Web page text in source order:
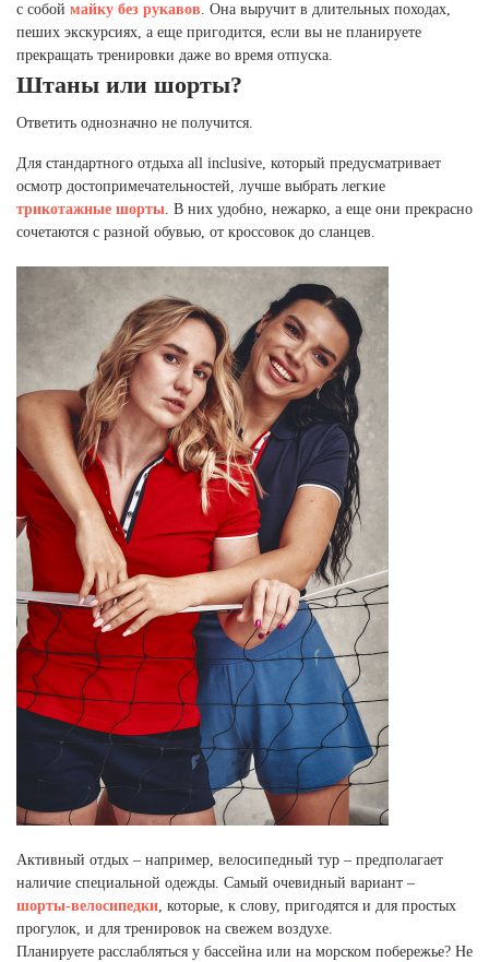
с собой майку без рукавов. Она выручит в длительных походах,
пеших экскурсиях, а еще пригодится, если вы не планируете
прекращать тренировки даже во время отпуска.
Штаны или шорты?
Ответить однозначно не получится.
Для стандартного отдыха all inclusive, который предусматривает
осмотр достопримечательностей, лучше выбрать легкие
трикотажные шорты. В них удобно, нежарко, а еще они прекрасно
сочетаются с разной обувью, от кроссовок до сланцев.
Активный отдых – например, велосипедный тур – предполагает
наличие специальной одежды. Самый очевидный вариант –
шорты-велосипедки, которые, к слову, пригодятся и для простых
прогулок, и для тренировок на свежем воздухе.
Планируете расслабляться у бассейна или на морском побережье? Не